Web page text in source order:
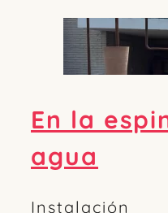
En la
agua
Instalación